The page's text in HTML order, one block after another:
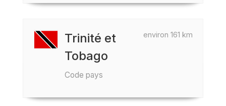
environ 161 km
Trinité et
Tobago
Code pays